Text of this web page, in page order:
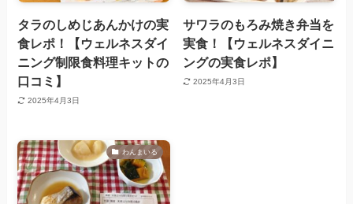
タラのしめじあんかけの実
食レポ！【ウェルネスダイ
ニング制限食料理キットの
口コミ】
2025年4月3日
サワラのもろみ焼き弁当を
実食！【ウェルネスダイニ
ングの実食レポ】
2025年4月3日
わんまいる